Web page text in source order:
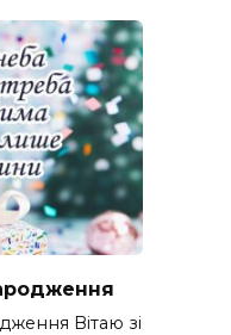
Вітаю зі